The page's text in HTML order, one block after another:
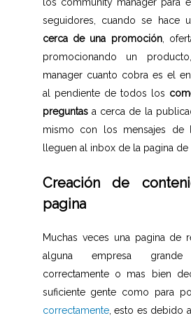
seguidores, cuando se hace
cerca de una promoción,
promocionando un
manager cuanto cobra es el
al pendiente de todos los
preguntasa cerca de la
mismo con los mensajes de
lleguen al inbox de la pagina de
Creación de
pagina
Muchas veces una pagina de
alguna empresa
correctamente o mas bien
suficiente gente como para
correctamente, esto es debido